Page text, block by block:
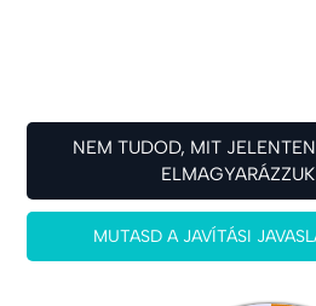
NEM TUDOD, MIT
MUTASD A JAVÍTÁSI